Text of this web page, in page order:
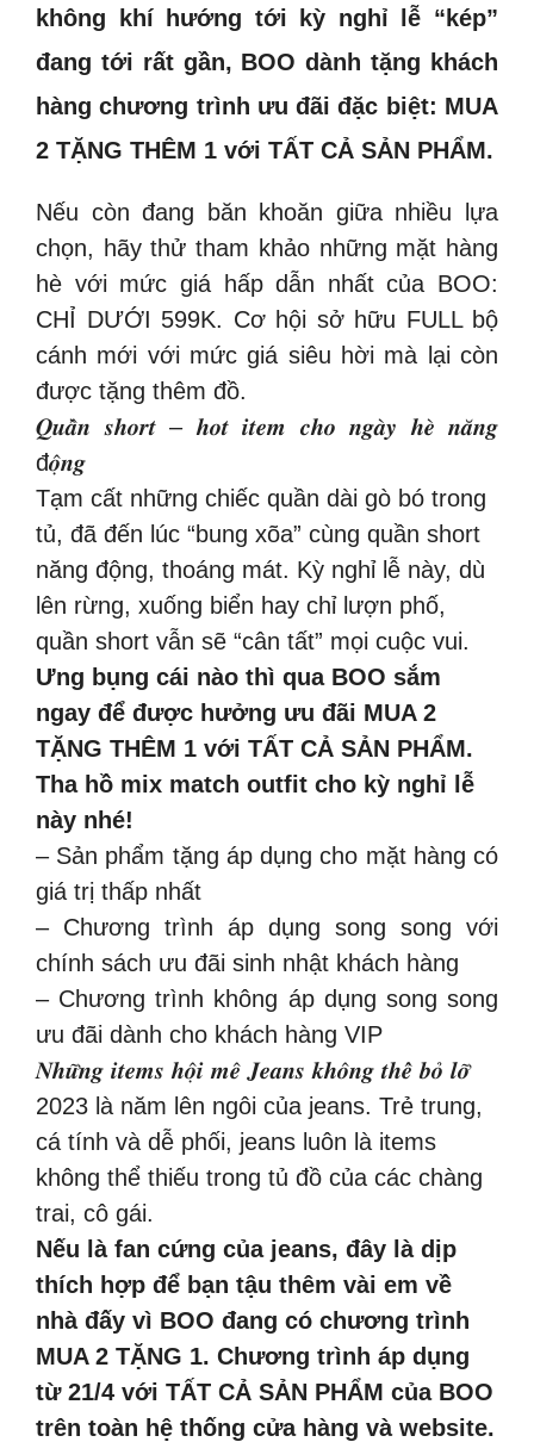
không khí hướng tới kỳ nghỉ lễ “kép”
đang tới rất gần, BOO dành tặng khách
hàng chương trình ưu đãi đặc biệt: MUA
2 TẶNG THÊM 1 với TẤT CẢ SẢN PHẨM.
Nếu còn đang băn khoăn giữa nhiều lựa
chọn, hãy thử tham khảo những mặt hàng
hè với mức giá hấp dẫn nhất của BOO:
CHỈ DƯỚI 599K. Cơ hội sở hữu FULL bộ
cánh mới với mức giá siêu hời mà lại còn
được tặng thêm đồ.
𝑸𝒖𝒂̂̀𝒏 𝒔𝒉𝒐𝒓𝒕 – 𝒉𝒐𝒕 𝒊𝒕𝒆𝒎 𝒄𝒉𝒐 𝒏𝒈𝒂̀𝒚 𝒉𝒆̀ 𝒏𝒂̆𝒏𝒈
đ𝒐̣̂𝒏𝒈
Tạm cất những chiếc quần dài gò bó trong
tủ, đã đến lúc “bung xõa” cùng quần short
năng động, thoáng mát. Kỳ nghỉ lễ này, dù
lên rừng, xuống biển hay chỉ lượn phố,
quần short vẫn sẽ “cân tất” mọi cuộc vui.
Ưng bụng cái nào thì qua BOO sắm
ngay để được hưởng ưu đãi MUA 2
TẶNG THÊM 1 với TẤT CẢ SẢN PHẨM.
Tha hồ mix match outfit cho kỳ nghỉ lễ
này nhé!
– Sản phẩm tặng áp dụng cho mặt hàng có
giá trị thấp nhất
– Chương trình áp dụng song song với
chính sách ưu đãi sinh nhật khách hàng
– Chương trình không áp dụng song song
ưu đãi dành cho khách hàng VIP
𝑵𝒉𝒖̛̃𝒏𝒈 𝒊𝒕𝒆𝒎𝒔 𝒉𝒐̣̂𝒊 𝒎𝒆̂ 𝑱𝒆𝒂𝒏𝒔 𝒌𝒉𝒐̂𝒏𝒈 𝒕𝒉𝒆̂̉ 𝒃𝒐̉ 𝒍𝒐̛̃
2023 là năm lên ngôi của jeans. Trẻ trung,
cá tính và dễ phối, jeans luôn là items
không thể thiếu trong tủ đồ của các chàng
trai, cô gái.
Nếu là fan cứng của jeans, đây là dịp
thích hợp để bạn tậu thêm vài em về
nhà đấy vì BOO đang có chương trình
MUA 2 TẶNG 1. Chương trình áp dụng
từ 21/4 với TẤT CẢ SẢN PHẨM của BOO
trên toàn hệ thống cửa hàng và website.